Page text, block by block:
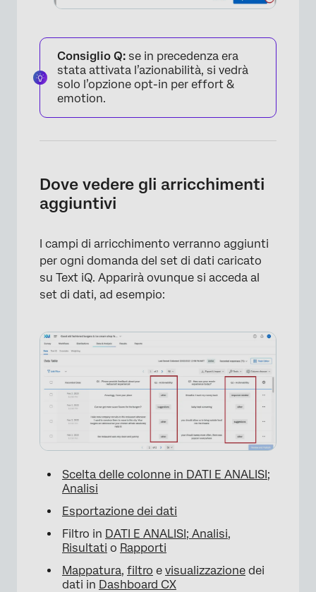
×
×
Consiglio Q: se in precedenza era
stata attivata l’azionabilità, si vedrà
solo l’opzione opt-in per effort &
emotion.
Dove vedere gli arricchimenti
aggiuntivi
I campi di arricchimento verranno aggiunti
per ogni domanda del set di dati caricato
su Text iQ. Apparirà ovunque si acceda al
set di dati, ad esempio:
Scelta delle colonne in DATI E ANALISI;
Analisi
Esportazione dei dati
Filtro in DATI E ANALISI; Analisi,
Risultati o Rapporti
Mappatura, filtro e visualizzazione dei
dati in Dashboard CX